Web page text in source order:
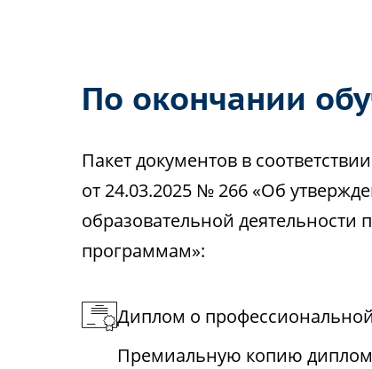
По окончании
Пакет документов в
от 24.03.2025 № 266 «Об
образовательной
программам»:
Диплом о
Премиальную копию